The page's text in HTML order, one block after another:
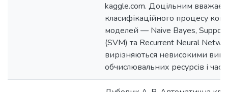
kaggle.com. Доцільним
класифікаційного процесу
моделей — Naive Bayes,
(SVM) та Recurrent Neural
вирізняються невисокими
обчислювальних ресурсів і